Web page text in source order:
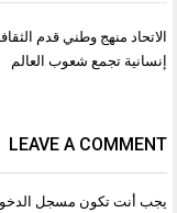
تصفّح
المقالات
الاتحاد منهج وطني قدم
إنسانية تجمع شعوب العالم
LEAVE A COMMENT
يجب أنت تكون مسجل